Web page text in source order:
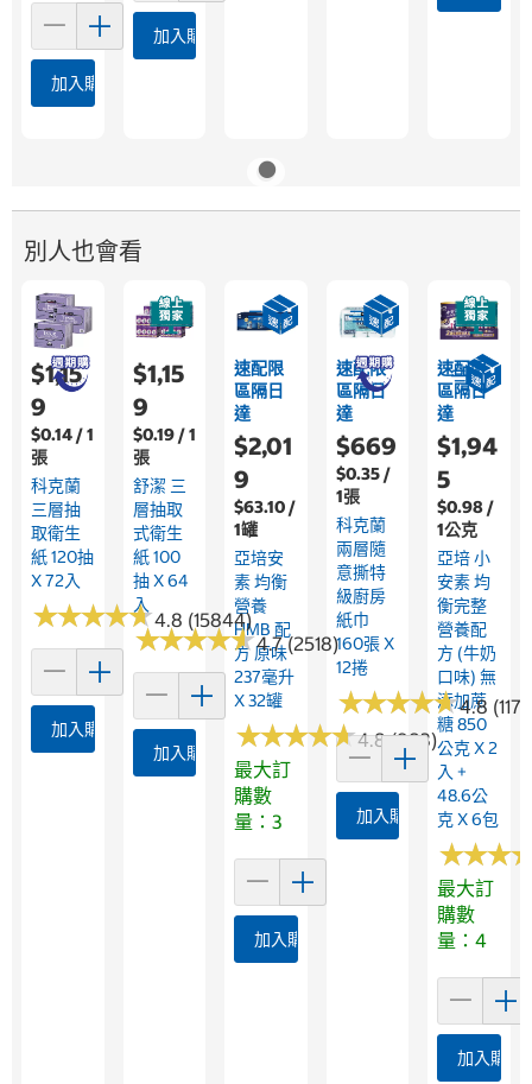
加入購物車
加入購物車
別人也會看
$1,15
9
$0.14 / 1
張
科克蘭
三層抽
取衛生
紙 120抽
X 72入
★★★★★
★★★★★4.8 (15844)
加入購物車
$1,15
9
$0.19 / 1
張
舒潔 三
層抽取
式衛生
紙 100
抽 X 64
入
★★★★★
★★★★★4.7 (2518)
加入購物車
速配限
區隔日
達
$2,01
9
$63.10 /
1罐
亞培安
素 均衡
營養
HMB 配
方 原味
237毫升
X 32罐
★★★★★
★★★★★4.8 (983)
最大訂
購數
量：3
加入購物車
速配限
區隔日
達
$669
$0.35 /
1張
科克蘭
兩層隨
意撕特
級廚房
紙巾
160張 X
12捲
★★★★★
★★★★★4.8
加入購物車
速配限
區隔日
達
$1,94
5
$0.98 /
1公克
亞培 小
安素 均
衡完整
營養配
方 (牛奶
口味) 無
添加蔗
糖 850
公克 X 2
入 +
48.6公
克 X 6包
★★★
★★★
最大訂
購數
量：4
加入購物